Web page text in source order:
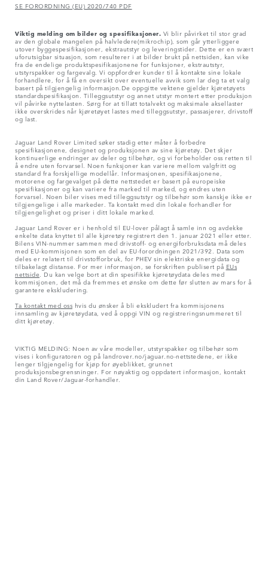
SE FORORDNING (EU) 2020/740 PDF
Viktig melding om bilder og spesifikasjoner. Vi blir påvirket til stor grad
av den globale mangelen på halvledere(mikrochip), som går ytterliggere
utover byggespesifikasjoner, ekstrautstyr og leveringstider. Dette er en svært
uforutsigbar situasjon, som resulterer i at bilder brukt på nettsiden, kan vike
fra de endelige produktspesifikasjonene for funksjoner, ekstrautstyr,
utstyrspakker og fargevalg. Vi oppfordrer kunder til å kontakte sine lokale
forhandlere, for å få en oversikt over eventuelle avvik som lar deg ta et valg
basert på tilgjengelig informasjon.De oppgitte vektene gjelder kjøretøyets
standardspesifikasjon. Tilleggsutstyr og annet utstyr montert etter produksjon
vil påvirke nyttelasten. Sørg for at tillatt totalvekt og maksimale aksellaster
ikke overskrides når kjøretøyet lastes med tilleggsutstyr, passasjerer, drivstoff
og last.
Jaguar Land Rover Limited søker stadig etter måter å forbedre
spesifikasjonene, designet og produksjonen av sine kjøretøy. Det skjer
kontinuerlige endringer av deler og tilbehør, og vi forbeholder oss retten til
å endre uten forvarsel. Noen funksjoner kan variere mellom valgfritt og
standard fra forskjellige modellår. Informasjonen, spesifikasjonene,
motorene og fargevalget på dette nettstedet er basert på europeiske
spesifikasjoner og kan variere fra marked til marked, og endres uten
forvarsel. Noen biler vises med tilleggsutstyr og tilbehør som kanskje ikke er
tilgjengelige i alle markeder. Ta kontakt med din lokale forhandler for
tilgjengelighet og priser i ditt lokale marked.
Jaguar Land Rover er i henhold til EU-lover pålagt å samle inn og avdekke
enkelte data knyttet til alle kjøretøy registrert den 1. januar 2021 eller etter.
Bilens VIN-nummer sammen med drivstoff- og energiforbruksdata må deles
med EU-kommisjonen som en del av EU-forordningen 2021/392. Data som
deles er relatert til drivstofforbruk, for PHEV sin elektriske energidata og
tilbakelagt distanse. For mer informasjon, se forskriften publisert på EUs
nettside. Du kan velge bort at din spesifikke kjøretøydata deles med
kommisjonen, det må da fremmes et ønske om dette før slutten av mars for å
garantere ekskludering.
Ta kontakt med oss hvis du ønsker å bli ekskludert fra kommisjonens
innsamling av kjøretøydata, ved å oppgi VIN og registreringsnummeret til
ditt kjøretøy.
VIKTIG MELDING: Noen av våre modeller, utstyrspakker og tilbehør som
vises i konfiguratoren og på landrover.no/jaguar.no-nettstedene, er ikke
lenger tilgjengelig for kjøp for øyeblikket, grunnet
produksjonsbegrensninger. For nøyaktig og oppdatert informasjon, kontakt
din Land Rover/Jaguar-forhandler.